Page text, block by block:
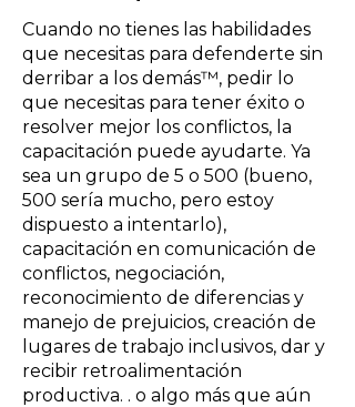
Cuando no tienes las habilidades
que necesitas para defenderte sin
derribar a los demás™, pedir lo
que necesitas para tener éxito o
resolver mejor los conflictos, la
capacitación puede ayudarte. Ya
sea un grupo de 5 o 500 (bueno,
500 sería mucho, pero estoy
dispuesto a intentarlo),
capacitación en comunicación de
conflictos, negociación,
reconocimiento de diferencias y
manejo de prejuicios, creación de
lugares de trabajo inclusivos, dar y
recibir retroalimentación
productiva. . o algo más que aún